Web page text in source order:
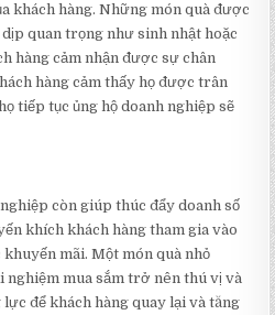
khách hàng. Những món quà được
quan trọng như sinh nhật hoặc
hàng cảm nhận được sự chân
hàng cảm thấy họ được trân
tiếp tục ủng hộ doanh nghiệp sẽ
còn giúp thúc đẩy doanh số
khích khách hàng tham gia vào
mãi. Một món quà nhỏ
mua sắm trở nên thú vị và
để khách hàng quay lại và tăng